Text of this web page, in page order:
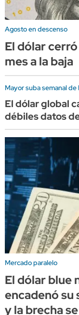
Agosto en descenso
El dólar
mes a la baja
Mayor suba semanal
El dólar global
débiles datos
Mercado paralelo
El dólar blue
encadenó su
y la brecha